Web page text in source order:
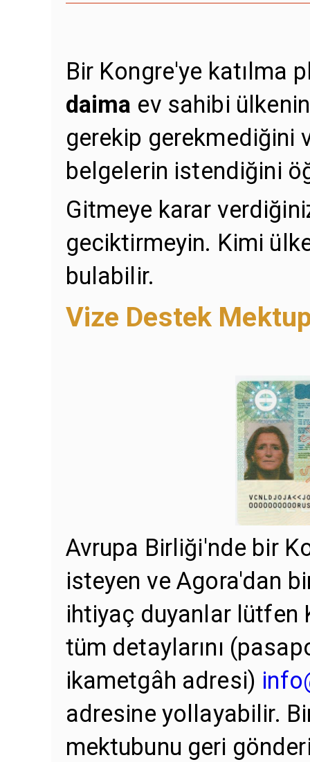
Bir Kongre'ye katılma
daima ev sahibi
gerekip gerekmediğini
belgelerin istendiğini
Gitmeye karar
geciktirmeyin. Kimi
bulabilir.
Vize Destek
Avrupa Birliği'nde bir
isteyen ve Agora'dan
ihtiyaç duyanlar lütfen
tüm detaylarını
ikametgâh adresi)
adresine yollayabilir.
mektubunu geri